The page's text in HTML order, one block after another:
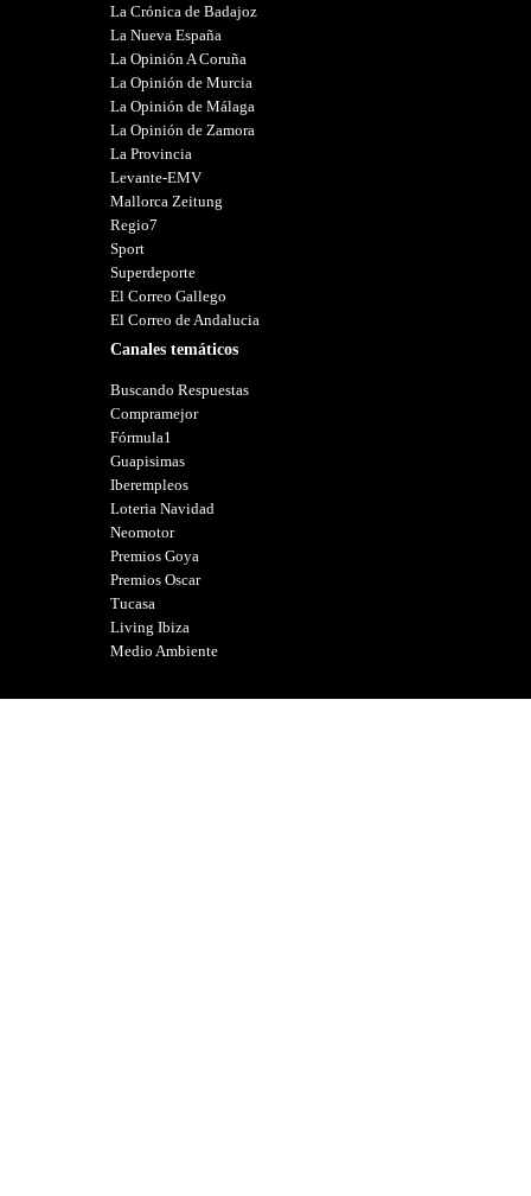
La Crónica de Badajoz
La Nueva España
La Opinión A Coruña
La Opinión de Murcia
La Opinión de Málaga
La Opinión de Zamora
La Provincia
Levante-EMV
Mallorca Zeitung
Regio7
Sport
Superdeporte
El Correo Gallego
El Correo de Andalucia
Canales temáticos
Buscando Respuestas
Compramejor
Fórmula1
Guapisimas
Iberempleos
Loteria Navidad
Neomotor
Premios Goya
Premios Oscar
Tucasa
Living Ibiza
Medio Ambiente